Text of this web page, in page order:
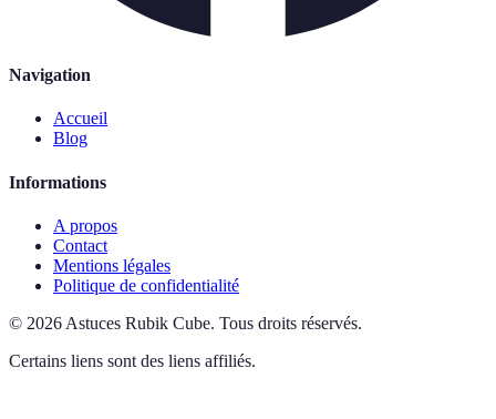
Navigation
Accueil
Blog
Informations
A propos
Contact
Mentions légales
Politique de confidentialité
© 2026 Astuces Rubik Cube. Tous droits réservés.
Certains liens sont des liens affiliés.